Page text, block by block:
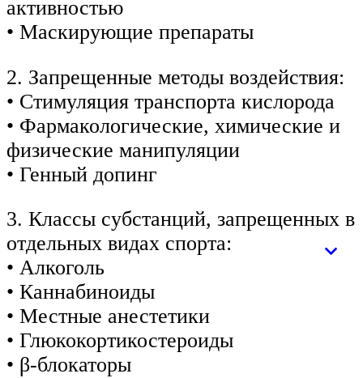
активностью
• Маскирующие препараты
2. Запрещенные методы воздействия:
• Стимуляция транспорта кислорода
• Фармакологические, химические и
физические манипуляции
• Генный допинг
3. Классы субстанций, запрещенных в
отдельных видах спорта:
• Алкоголь
• Каннабиноиды
• Местные анестетики
• Глюкокортикостероиды
• β-блокаторы